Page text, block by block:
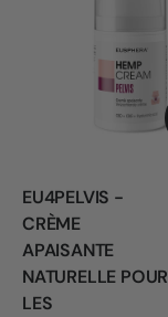
EU4PELVIS -
CRÈME
APAISANTE
NATURELLE POUR
LES